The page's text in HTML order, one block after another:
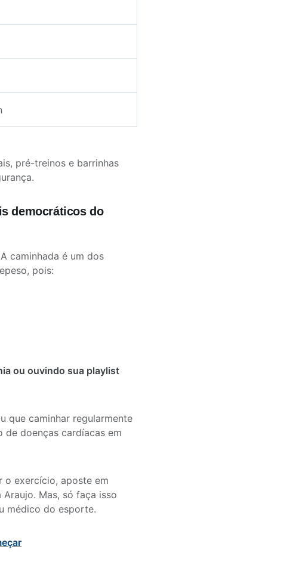
pré-treinos e barrinhas
democráticos do
caminhada é um dos
pois:
ou ouvindo sua playlist
que caminhar regularmente
de doenças cardíacas em
o exercício, aposte em
Mas, só faça isso
médico do esporte.